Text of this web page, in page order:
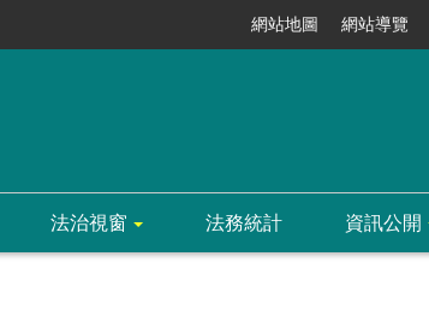
網站地圖 網站導覽
法治視窗 法務統計 資訊公開